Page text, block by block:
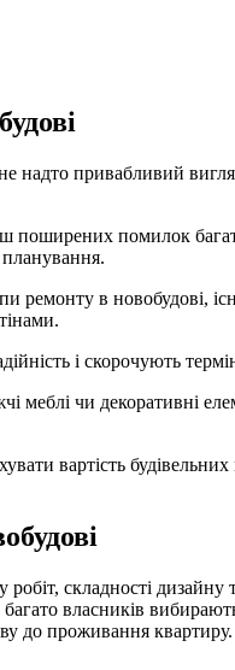
надто привабливий
поширених помилок
ремонту в новобудові,
і скорочують
меблі чи декоративні
вартість
складності
власників
до проживання